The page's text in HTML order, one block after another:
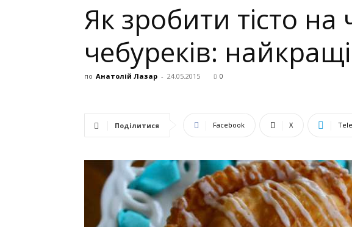
Як зробити тісто
чебуреків:
по Анатолій Лазар - 24.05.2015 0
Поділитися Facebook X